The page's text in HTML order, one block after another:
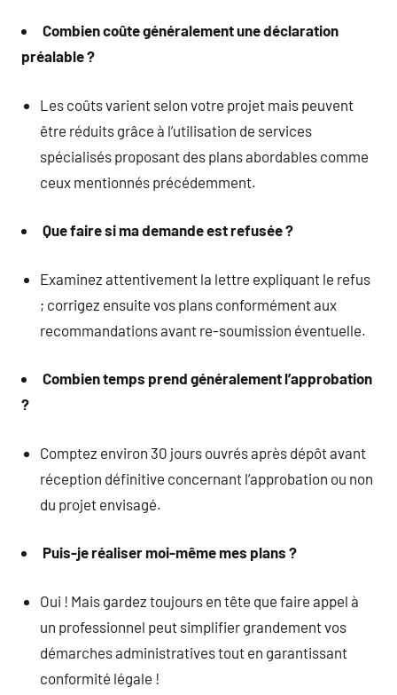
Combien coûte généralement une déclaration
préalable ?
Les coûts varient selon votre projet mais peuvent
être réduits grâce à l’utilisation de services
spécialisés proposant des plans abordables comme
ceux mentionnés précédemment.
Que faire si ma demande est refusée ?
Examinez attentivement la lettre expliquant le refus
; corrigez ensuite vos plans conformément aux
recommandations avant re-soumission éventuelle.
Combien temps prend généralement l’approbation
?
Comptez environ 30 jours ouvrés après dépôt avant
réception définitive concernant l’approbation ou non
du projet envisagé.
Puis-je réaliser moi-même mes plans ?
Oui ! Mais gardez toujours en tête que faire appel à
un professionnel peut simplifier grandement vos
démarches administratives tout en garantissant
conformité légale !